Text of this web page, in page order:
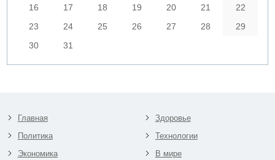
16
17 18 19 20 21
22
23
24 25 26 27 28
29
30
31
Главная
Политика
Экономика
Здоровье
Технологии
В мире